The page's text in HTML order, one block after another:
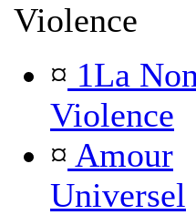
Violence
¤ 1La
Violence
¤ Amour
Universel